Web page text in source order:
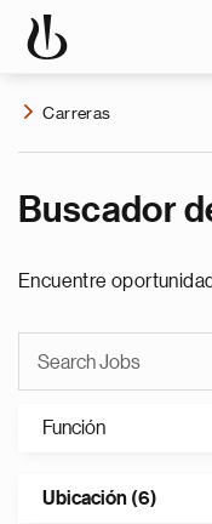
Carreras
Buscador
Encuentre
Función
Ubicación (6)